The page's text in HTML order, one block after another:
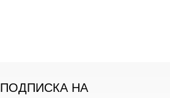
ПОДПИСКА НА